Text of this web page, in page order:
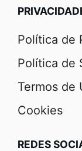
Política de
Política de
Termos de
Cookies
REDES